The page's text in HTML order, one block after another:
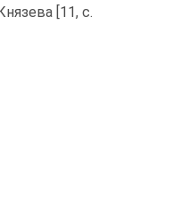
[11, c.